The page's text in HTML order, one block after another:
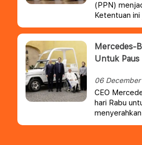
(PPN)
Ketentuan
Indonesia.
Mercedes-
Untuk Paus
06
CEO
hari Rabu
dimodifikasi